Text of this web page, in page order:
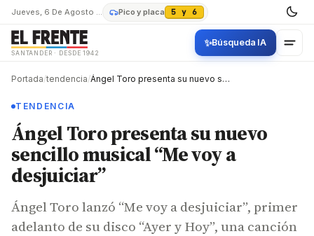
Pico y placa 5 y 6
SANTANDER · DESDE 1942
✨Búsqueda IA
Portada/tendencia/ Ángel Toro presenta su nuevo sencillo musical “Me voy a desjuiciar”
TENDENCIA
Ángel Toro presenta su nuevo
sencillo musical “Me voy a
desjuiciar”
Ángel Toro lanzó “Me voy a desjuiciar”, primer
adelanto de su disco “Ayer y Hoy”, una canción